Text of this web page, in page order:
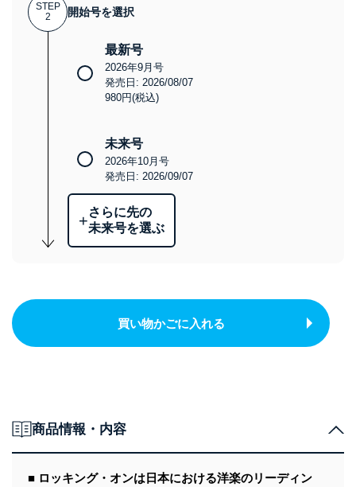
STEP
2
開始号を選択
最新号
2026年9月号
発売日: 2026/08/07
980円(税込)
未来号
2026年10月号
発売日: 2026/09/07
+さらに先の
未来号を選ぶ
買い物かごに入れる
商品情報・内容
■ ロッキング・オンは日本における洋楽のリーディン